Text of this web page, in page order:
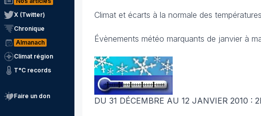
X (Twitter)
Chronique
Almanach
Climat région
T°C records
Faire un don
Climat et écarts à la normale des
Évènements météo marquants de janvier à
DU 31 DÉCEMBRE AU 12 JANVIER 2010 :